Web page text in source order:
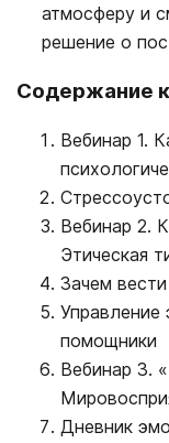
атмосферу и
решение о
Содержание
Вебинар 1.
Вебинар 2.
Этическая
Зачем
Управление
помощники
Вебинар 3.
Дневник